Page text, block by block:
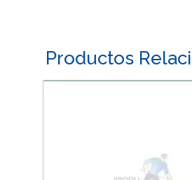
Productos